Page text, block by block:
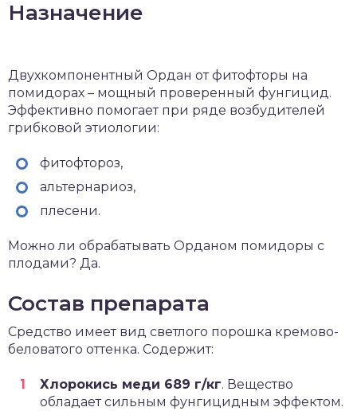
Назначение
Двухкомпонентный Ордан от фитофторы на
помидорах – мощный проверенный фунгицид.
Эффективно помогает при ряде возбудителей
грибковой этиологии:
фитофтороз,
альтернариоз,
плесени.
Можно ли обрабатывать Орданом помидоры с
плодами? Да.
Состав препарата
Средство имеет вид светлого порошка кремово-
беловатого оттенка. Содержит:
Хлорокись меди 689 г/кг. Вещество
обладает сильным фунгицидным эффектом.